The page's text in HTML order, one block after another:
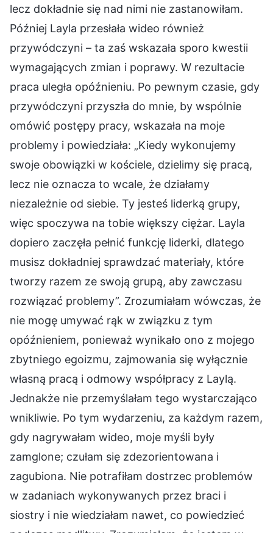
lecz dokładnie się nad nimi nie zastanowiłam.
Później Layla przesłała wideo również
przywódczyni – ta zaś wskazała sporo kwestii
wymagających zmian i poprawy. W rezultacie
praca uległa opóźnieniu. Po pewnym czasie, gdy
przywódczyni przyszła do mnie, by wspólnie
omówić postępy pracy, wskazała na moje
problemy i powiedziała: „Kiedy wykonujemy
swoje obowiązki w kościele, dzielimy się pracą,
lecz nie oznacza to wcale, że działamy
niezależnie od siebie. Ty jesteś liderką grupy,
więc spoczywa na tobie większy ciężar. Layla
dopiero zaczęła pełnić funkcję liderki, dlatego
musisz dokładniej sprawdzać materiały, które
tworzy razem ze swoją grupą, aby zawczasu
rozwiązać problemy”. Zrozumiałam wówczas, że
nie mogę umywać rąk w związku z tym
opóźnieniem, ponieważ wynikało ono z mojego
zbytniego egoizmu, zajmowania się wyłącznie
własną pracą i odmowy współpracy z Laylą.
Jednakże nie przemyślałam tego wystarczająco
wnikliwie. Po tym wydarzeniu, za każdym razem,
gdy nagrywałam wideo, moje myśli były
zamglone; czułam się zdezorientowana i
zagubiona. Nie potrafiłam dostrzec problemów
w zadaniach wykonywanych przez braci i
siostry i nie wiedziałam nawet, co powiedzieć